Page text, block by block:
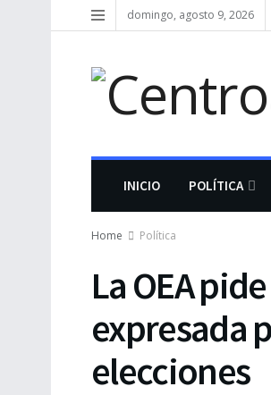
domingo, agosto 9, 2026
INICIO POLÍTICA
Home Política
La OEA
expresada
elecciones